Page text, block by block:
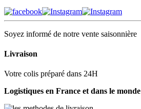
Soyez informé de notre vente saisonnière
Livraison
Votre colis préparé dans 24H
Logistiques en France et dans le monde